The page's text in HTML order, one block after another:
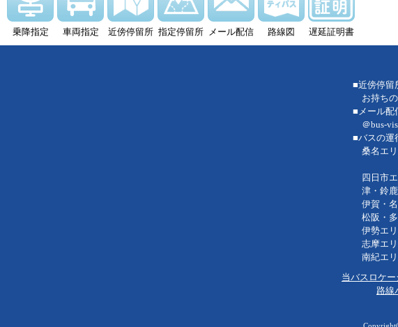
乗降指定 車両指定 近傍停留所 指定停留所 メール配信 路線図 遅延証明書
■近傍停留
お持ちの
■メール配
＠bus-
■バスの運
桑名エ
：
四日市
津・鈴
伊賀・
松阪・
伊勢エ
志摩エ
南紀エ
当バスロケ
路線